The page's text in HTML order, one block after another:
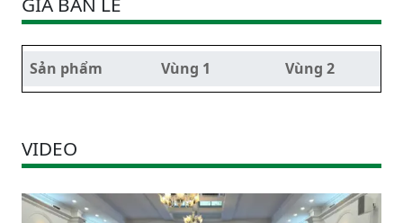
Sản phẩm Vùng 1 Vùng 2
VIDEO